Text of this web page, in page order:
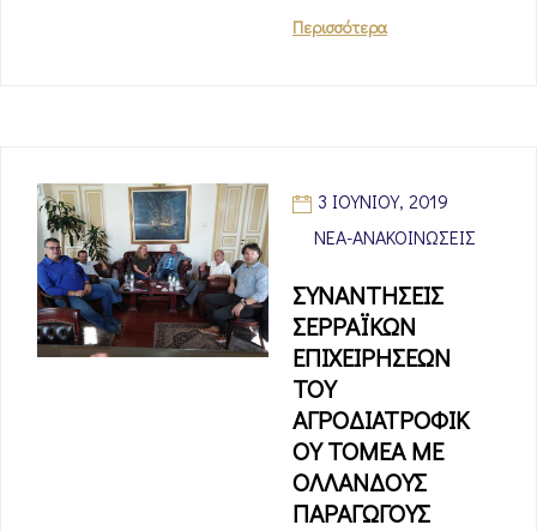
Περισσότερα
3 ΙΟΥΝΊΟΥ, 2019
ΝΈΑ-ΑΝΑΚΟΙΝΏΣΕΙΣ
ΣΥΝΑΝΤΗΣΕΙΣ
ΣΕΡΡΑΪΚΩΝ
ΕΠΙΧΕΙΡΗΣΕΩΝ
ΤΟΥ
ΑΓΡΟΔΙΑΤΡΟΦΙΚ
ΟΥ ΤΟΜΕΑ ΜΕ
ΟΛΛΑΝΔΟΥΣ
ΠΑΡΑΓΩΓΟΥΣ